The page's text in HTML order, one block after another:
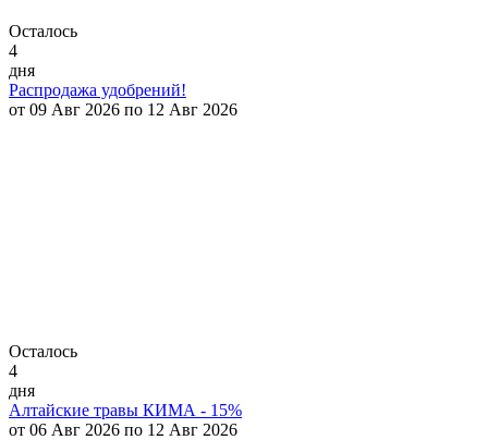
Осталось
4
дня
Распродажа удобрений!
от 09 Авг 2026 по 12 Авг 2026
Осталось
4
дня
Алтайские травы КИМА - 15%
от 06 Авг 2026 по 12 Авг 2026